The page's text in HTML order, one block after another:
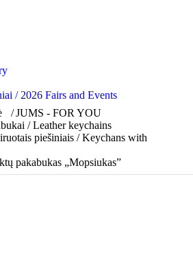
/ 2026 Fairs and Events
JUMS - FOR YOU
/ Leather keychains
piešiniais / Keychans with
pakabukas „Mopsiukas”